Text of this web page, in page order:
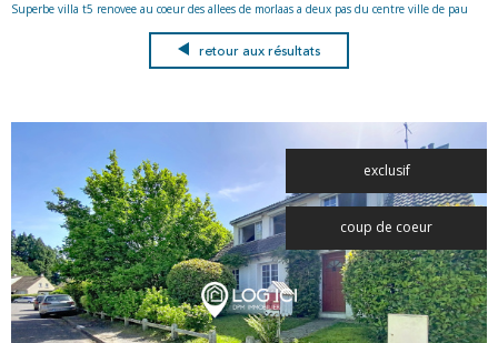
Superbe villa t5 renovee au coeur des allees de morlaas a deux pas du centre ville de pau
retour aux résultats
exclusif
coup de coeur